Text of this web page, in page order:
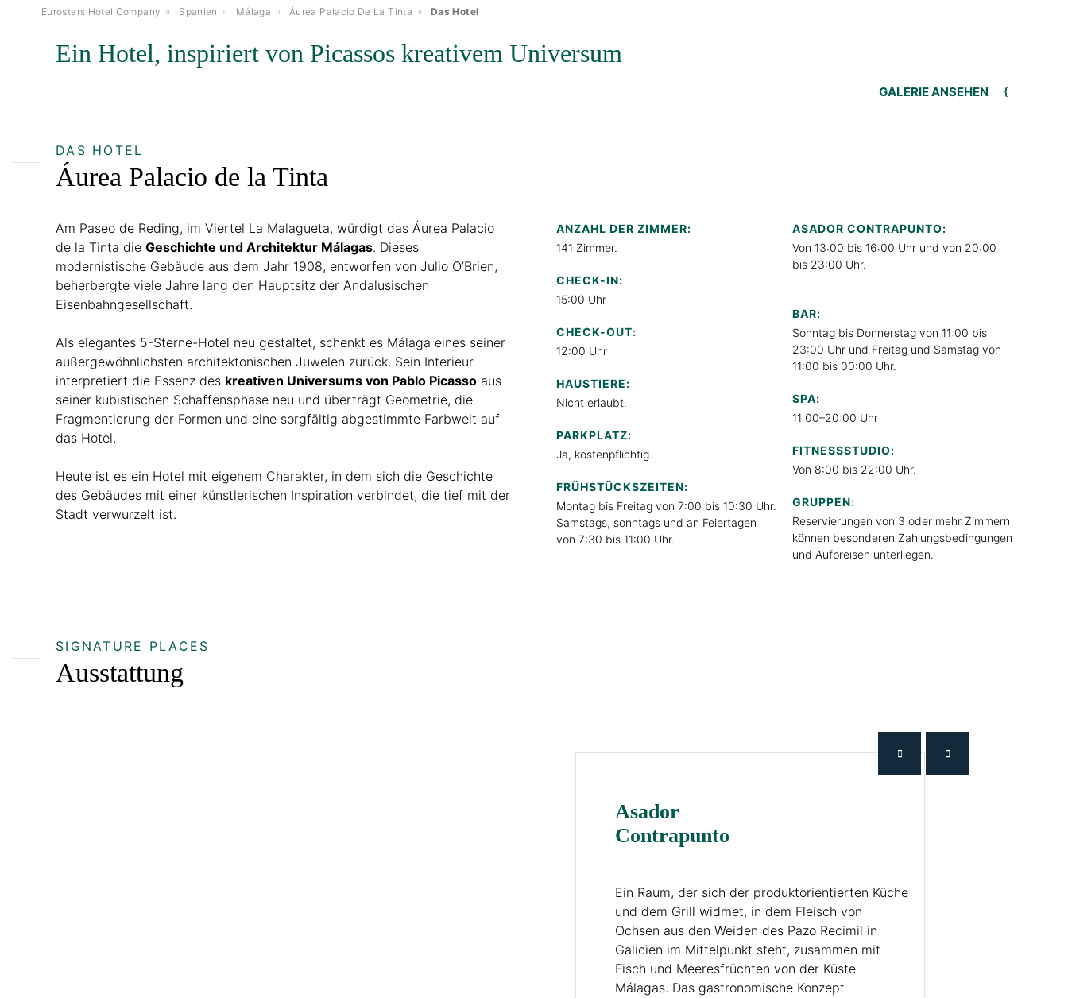
Eurostars Hotel Company Spanien Málaga Áurea Palacio De La Tinta Das Hotel
Ein Hotel, inspiriert von Picassos kreativem Universum
GALERIE ANSEHEN
DAS HOTEL
Áurea Palacio de la Tinta
Am Paseo de Reding, im Viertel La Malagueta, würdigt das Áurea Palacio
de la Tinta die Geschichte und Architektur Málagas. Dieses
modernistische Gebäude aus dem Jahr 1908, entworfen von Julio O’Brien,
beherbergte viele Jahre lang den Hauptsitz der Andalusischen
Eisenbahngesellschaft.
Als elegantes 5-Sterne-Hotel neu gestaltet, schenkt es Málaga eines seiner
außergewöhnlichsten architektonischen Juwelen zurück. Sein Interieur
interpretiert die Essenz des kreativen Universums von Pablo Picasso aus
seiner kubistischen Schaffensphase neu und überträgt Geometrie, die
Fragmentierung der Formen und eine sorgfältig abgestimmte Farbwelt auf
das Hotel.
Heute ist es ein Hotel mit eigenem Charakter, in dem sich die Geschichte
des Gebäudes mit einer künstlerischen Inspiration verbindet, die tief mit der
Stadt verwurzelt ist.
ANZAHL DER ZIMMER:
141 Zimmer.
CHECK-IN:
15:00 Uhr
CHECK-OUT:
12:00 Uhr
HAUSTIERE:
Nicht erlaubt.
PARKPLATZ:
Ja, kostenpflichtig.
FRÜHSTÜCKSZEITEN:
Montag bis Freitag von 7:00 bis 10:30 Uhr.
Samstags, sonntags und an Feiertagen
von 7:30 bis 11:00 Uhr.
ASADOR CONTRAPUNTO:
Von 13:00 bis 16:00 Uhr und von 20:00
bis 23:00 Uhr.
BAR:
Sonntag bis Donnerstag von 11:00 bis
23:00 Uhr und Freitag und Samstag von
11:00 bis 00:00 Uhr.
SPA:
11:00–20:00 Uhr
FITNESSSTUDIO:
Von 8:00 bis 22:00 Uhr.
GRUPPEN:
Reservierungen von 3 oder mehr Zimmern
können besonderen Zahlungsbedingungen
und Aufpreisen unterliegen.
SIGNATURE PLACES
Ausstattung
Asador
Contrapunto
Ein Raum, der sich der produktorientierten Küche
und dem Grill widmet, in dem Fleisch von
Ochsen aus den Weiden des Pazo Recimil in
Galicien im Mittelpunkt steht, zusammen mit
Fisch und Meeresfrüchten von der Küste
Málagas. Das gastronomische Konzept